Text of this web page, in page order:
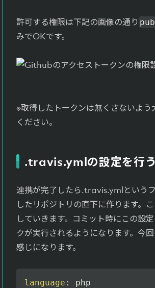
許可する権限は下記の画像の通り
みでOKです。
※取得したトークンは無くさないよう
ください。
.travis.ymlの設定を行う
連携が完了したら.travis.ymlという
したリポジトリの直下に作ります。
していきます。コミット時にこの設
クが実行されるようになります。今
感じになります。
language : php